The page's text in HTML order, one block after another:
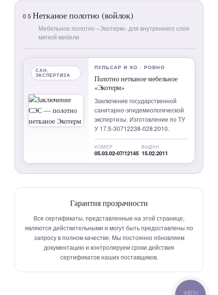
05 Нетканое полотно (войлок)
Мебельное полотно «Экотерм» для внутреннего слоя
мягкой мебели
САН.
ЭКСПЕРТИЗА
ПУЛЬСАР И КО · РОВНО
Полотно нетканое мебельное
«Экотерм»
Заключение государственной
санитарно-эпидемиологической
экспертизы. Изготовление по ТУ
У 17.5-30712238-028:2010.
НОМЕР
05.03.02-07/12145
ВЫДАН
15.02.2011
Гарантия прозрачности
Все сертификаты, представленные на этой странице,
являются действительными и могут быть предоставлены по
запросу в полном качестве. Мы постоянно обновляем
документацию и контролируем сроки действия
сертификатов наших поставщиков.